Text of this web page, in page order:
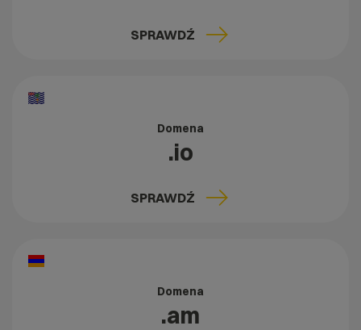
SPRAWDŹ
Domena
.io
SPRAWDŹ
Domena
.am